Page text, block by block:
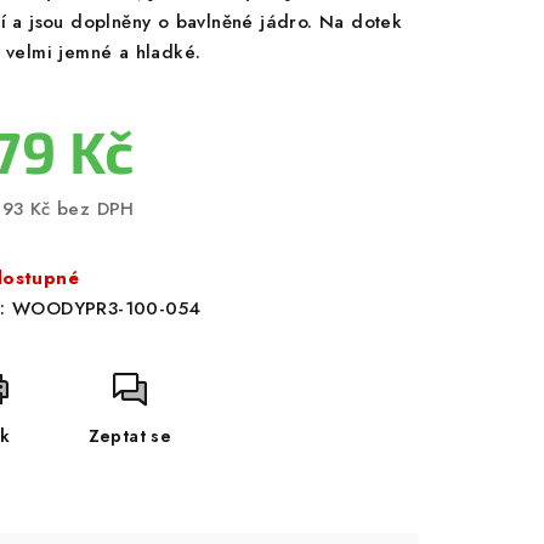
a jsou doplněny o bavlněné jádro. Na dotek
velmi jemné a hladké.
Kč
Kč bez DPH
WOODYPR3-100-054
Zeptat se